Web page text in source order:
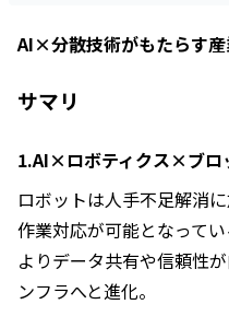
AI×分散技術がもたらす
サマリ
1.AI×ロボティクス×ブロ
ロボットは人手不足解消
作業対応が可能となって
よりデータ共有や信頼性
ンフラへと進化。